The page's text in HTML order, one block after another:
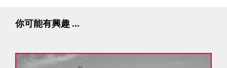
你可能有興趣 ...